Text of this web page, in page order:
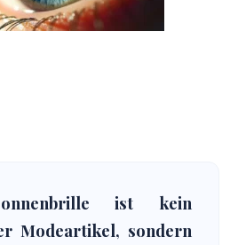
ist kein
Modeartikel, sondern